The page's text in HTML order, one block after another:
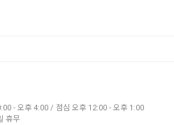
- 오후 4:00 / 점심 오후 12:00 - 오후 1:00
휴무